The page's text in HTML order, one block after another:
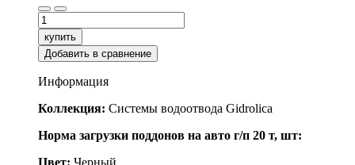
купить
Добавить в сравнение
Информация
Коллекция: Системы водоотвода Gidrolica
Норма загрузки поддонов на авто г/п 20 т, шт:
Цвет: Черный